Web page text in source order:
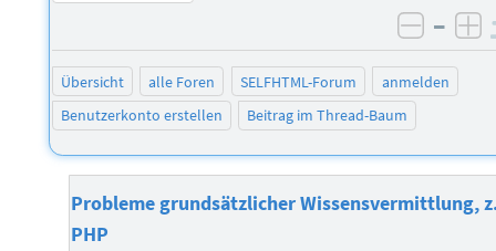
–
Übersicht alle Foren SELFHTML-Forum
anmelden
Benutzerkonto erstellen
Beitrag im Thread-Baum
Probleme grundsätzlicher Wissensvermittlung,
PHP